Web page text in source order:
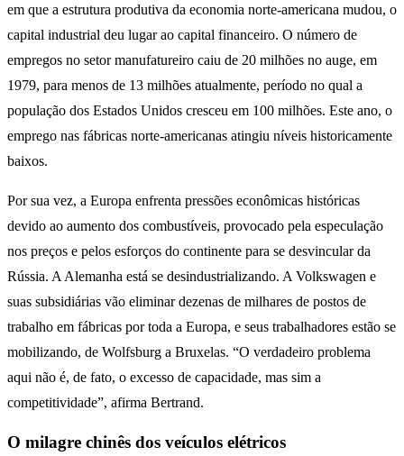
em que a estrutura produtiva da economia norte-americana mudou, o
capital industrial deu lugar ao capital financeiro. O número de
empregos no setor manufatureiro caiu de 20 milhões no auge, em
1979, para menos de 13 milhões atualmente, período no qual a
população dos Estados Unidos cresceu em 100 milhões. Este ano, o
emprego nas fábricas norte-americanas atingiu níveis historicamente
baixos.
Por sua vez, a Europa enfrenta pressões econômicas históricas
devido ao aumento dos combustíveis, provocado pela especulação
nos preços e pelos esforços do continente para se desvincular da
Rússia. A Alemanha está se desindustrializando. A Volkswagen e
suas subsidiárias vão eliminar dezenas de milhares de postos de
trabalho em fábricas por toda a Europa, e seus trabalhadores estão se
mobilizando, de Wolfsburg a Bruxelas. “O verdadeiro problema
aqui não é, de fato, o excesso de capacidade, mas sim a
competitividade”, afirma Bertrand.
O milagre chinês dos veículos elétricos